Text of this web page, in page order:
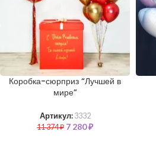
Коробка-сюрприз “Лучшей в
мире”
Артикул: 3332
11 374₽ 7 280₽